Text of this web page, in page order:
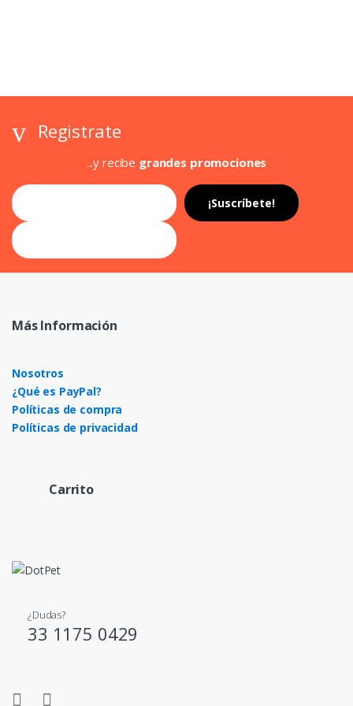
Registrate
...y recibe grandes promociones
Más Información
Nosotros
¿Qué es PayPal?
Políticas de compra
Políticas de privacidad
Carrito
¿Dudas?
33 1175 0429